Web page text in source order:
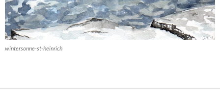
wintersonne-st-heinrich